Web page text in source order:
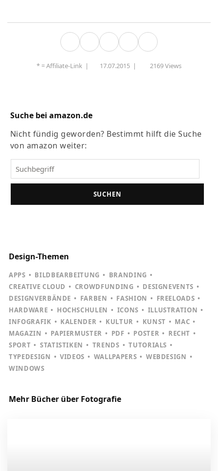
* =Affiliate-Link | 17.07.2015 | 2169 Views
Suche bei amazon.de
Nicht fündig geworden? Bestimmt hilft die Suche
von amazon weiter:
SUCHEN
Design-Themen
APPS BILDBEARBEITUNG
BRANDING
CREATIVE CLOUD
CROWDFUNDING
DESIGNEVENTS
DESIGNVERBÄNDE
FARBEN FASHION
FREELOADS
HARDWARE
HOCHSCHULEN ICONS
ILLUSTRATION
INFOGRAFIK
KALENDER KULTUR KUNST
MAC
MAGAZIN
PAPIERMUSTER PDF POSTER
RECHT
SPORT
STATISTIKEN TRENDS
TUTORIALS
TYPEDESIGN
VIDEOS WALLPAPERS
WEBDESIGN
WINDOWS
Mehr Bücher über Fotografie